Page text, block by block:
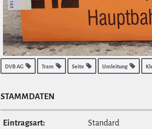
DVB AG Tram Seite Umleitung
STAMM­DATEN
Ein­tragsart: Standard